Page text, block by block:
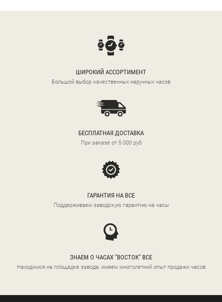
ШИРОКИЙ АССОРТИМЕНТ
Большой выбор качественных наручных часов
БЕСПЛАТНАЯ ДОСТАВКА
При заказе от 5 000 руб
ГАРАНТИЯ НА ВСЕ
Поддерживаем заводскую гарантию на часы
ЗНАЕМ О ЧАСАХ "ВОСТОК" ВСЕ
Находимся на площадке завода, имеем многолетний опыт продажи часов